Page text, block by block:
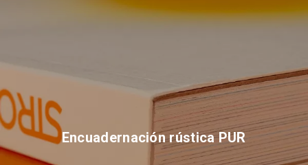
Encuadernación rústica PUR